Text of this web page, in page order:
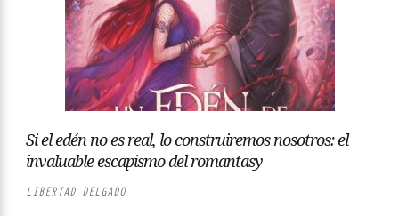
Si el edén no es real, lo construiremos nosotros: el
invaluable escapismo del romantasy
LIBERTAD DELGADO